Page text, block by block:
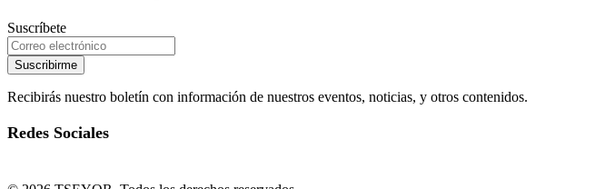
Suscríbete
Suscribirme
Recibirás nuestro boletín con información de nuestros eventos, noticias, y otros contenidos.
Redes Sociales